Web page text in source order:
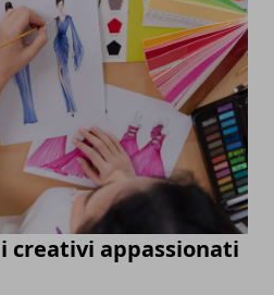
creativi appassionati